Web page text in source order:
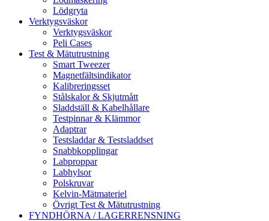
Lödgryta
Verktygsväskor
Verktygsväskor
Peli Cases
Test & Mätutrustning
Smart Tweezer
Magnetfältsindikator
Kalibreringsset
Stålskalor & Skjutmått
Sladdställ & Kabelhållare
Testpinnar & Klämmor
Adaptrar
Testsladdar & Testsladdset
Snabbkopplingar
Labproppar
Labhylsor
Polskruvar
Kelvin-Mätmateriel
Övrigt Test & Mätutrustning
FYNDHÖRNA / LAGERRENSNING